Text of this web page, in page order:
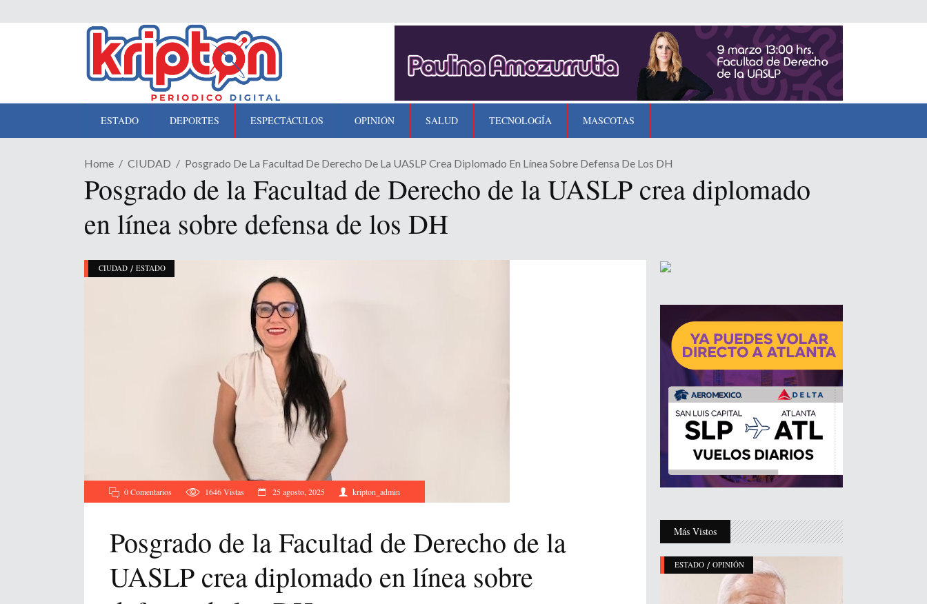
ESTADO DEPORTES ESPECTÁCULOS OPINIÓN SALUD TECNOLOGÍA MASCOTAS
Home CIUDAD Posgrado De La Facultad De Derecho De La UASLP Crea Diplomado En Línea Sobre Defensa De Los DH
Posgrado de la Facultad de Derecho de la UASLP crea diplomado
en línea sobre defensa de los DH
CIUDAD / ESTADO
0 Comentarios 1646Vistas 25 agosto, 2025 kripton_admin
Posgrado de la Facultad de Derecho de la
UASLP crea diplomado en línea sobre
Más Vistos
ESTADO / OPINIÓN